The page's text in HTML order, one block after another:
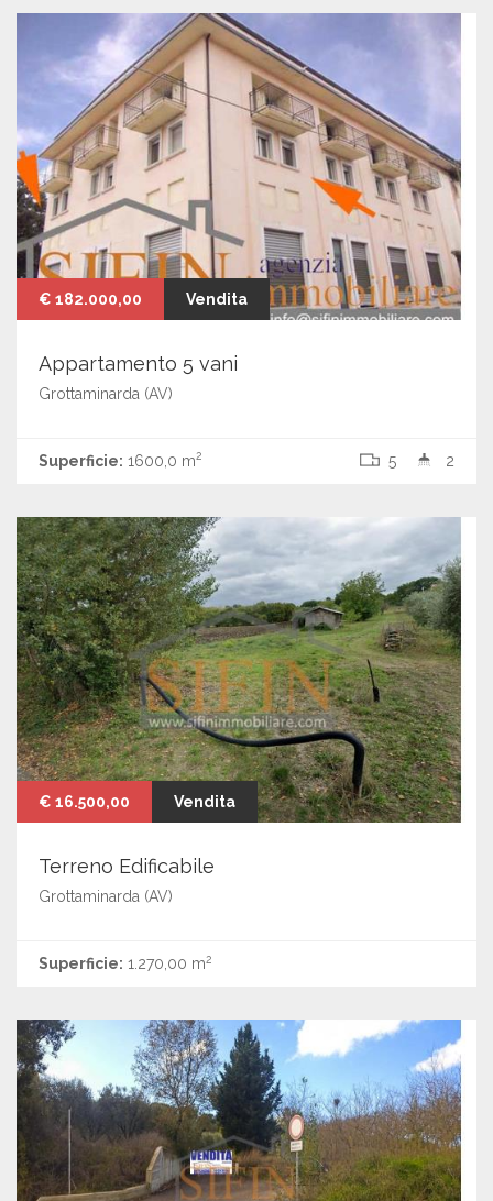
€ 182.000,00 Vendita
Appartamento 5 vani
Grottaminarda (AV)
Superficie: 1600,0 m2 5 2
€ 16.500,00 Vendita
Terreno Edificabile
Grottaminarda (AV)
Superficie: 1.270,00 m2